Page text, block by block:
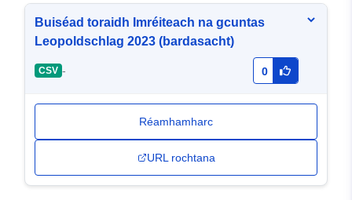
Buiséad toraidh Imréiteach na gcuntas
Leopoldschlag 2023 (bardasacht)
CSV - 0
Réamhamharc
URL rochtana